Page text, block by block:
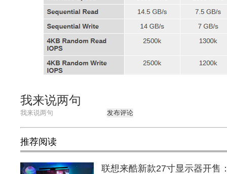
我来说两句
发布评论
推荐阅读
联想来酷新款27寸显示器开售